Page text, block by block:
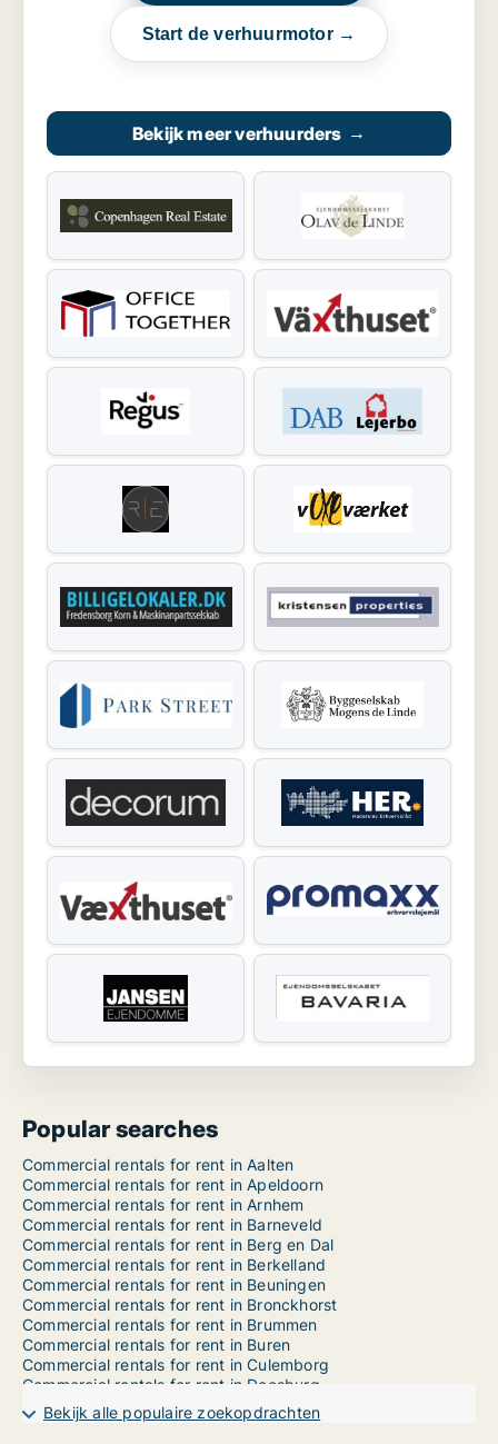
Start de verhuurmotor →
Bekijk meer verhuurders →
Popular searches
Commercial rentals for rent in Aalten
Commercial rentals for rent in Apeldoorn
Commercial rentals for rent in Arnhem
Commercial rentals for rent in Barneveld
Commercial rentals for rent in Berg en Dal
Commercial rentals for rent in Berkelland
Commercial rentals for rent in Beuningen
Commercial rentals for rent in Bronckhorst
Commercial rentals for rent in Brummen
Commercial rentals for rent in Buren
Commercial rentals for rent in Culemborg
Commercial rentals for rent in Doesburg
Commercial rentals for rent in Doetinchem
Commercial rentals for rent in Druten
Bekijk alle populaire zoekopdrachten